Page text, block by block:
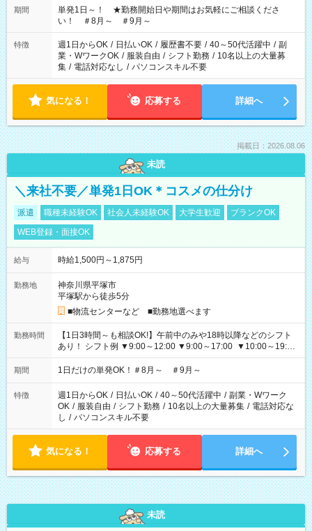
期間
単発1日～！ ★勤務開始日や期間はお気軽にご相談くださ
い！ ＃8月～ ＃9月～
特徴 週1日からOK / 日払いOK / 履歴書不要 / 40～50代活躍中 / 副
業・WワークOK / 服装自由 / シフト勤務 / 10名以上の大量募
集 / 電話対応なし / パソコンスキル不要
気になる！ 応募する 詳細へ
掲載日：2026.08.06
未読
＼来社不要／単発1日OK＊コスメの仕分け
派遣 職種未経験OK 社会人未経験OK 大学生歓迎
ブランクOK
WEB登録・面接OK
給与 時給1,500円～1,875円
勤務地
神奈川県平塚市
平塚駅から徒歩5分
■物流センターなど ■勤務地選べます
勤務時間
【1日3時間～も相談OK!】午前中のみや18時以降などのシフト
あり！ シフト例 ▼9:00～12:00 ▼9:00～17:00 ▼10:00～19:00
▼18:00～21:00
期間 1日だけの単発OK！＃8月～ ＃9月～
特徴 週1日からOK / 日払いOK / 40～50代活躍中 / 副業・Wワーク
OK / 服装自由 / シフト勤務 / 10名以上の大量募集 / 電話対応な
し / パソコンスキル不要
気になる！ 応募する 詳細へ
未読